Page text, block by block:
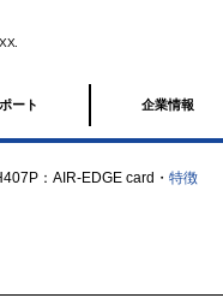
ート 企業情報
：AIR-EDGE card ・ 特徴